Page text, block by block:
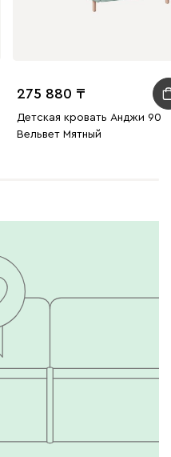
275 880
Детская кровать Анджи 90
Вельвет Мятный